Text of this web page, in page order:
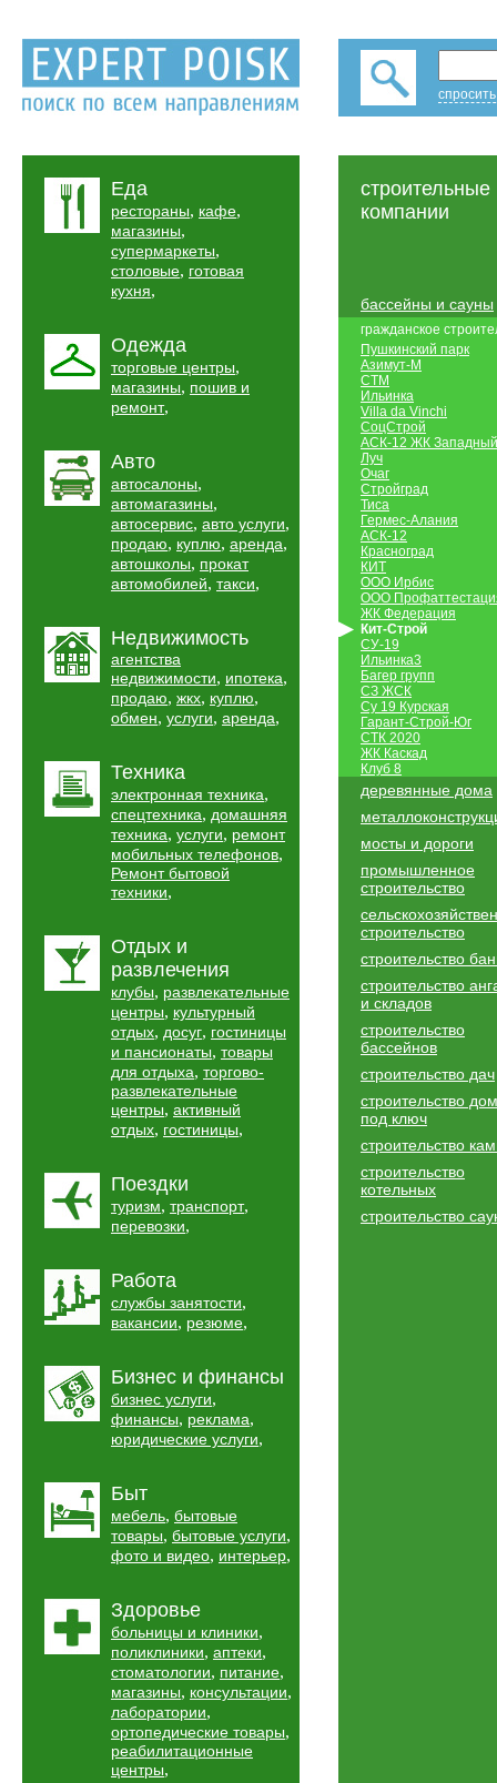
Еда
рестораны, кафе,
магазины,
супермаркеты,
столовые, готовая
кухня,
Одежда
торговые центры,
магазины, пошив и
ремонт,
Авто
автосалоны,
автомагазины,
автосервис, авто услуги,
продаю, куплю, аренда,
автошколы, прокат
автомобилей, такси,
Недвижимость
агентства
недвижимости, ипотека,
продаю, жкх, куплю,
обмен, услуги, аренда,
Техника
электронная техника,
спецтехника, домашняя
техника, услуги, ремонт
мобильных телефонов,
Ремонт бытовой
техники,
Отдых и
развлечения
клубы, развлекательные
центры, культурный
отдых, досуг, гостиницы
и пансионаты, товары
для отдыха, торгово-
развлекательные
центры, активный
отдых, гостиницы,
Поездки
туризм, транспорт,
перевозки,
Работа
службы занятости,
вакансии, резюме,
Бизнес и финансы
бизнес услуги,
финансы, реклама,
юридические услуги,
Быт
мебель, бытовые
товары, бытовые услуги,
фото и видео, интерьер,
Здоровье
больницы и клиники,
поликлиники, аптеки,
стоматологии, питание,
магазины, консультации,
лаборатории,
ортопедические товары,
реабилитационные
центры,
строительные
компании
бассейны и сауны
гражданское
Пушкинский парк
Азимут-М
СТМ
Ильинка
Villa da Vinchi
СоцСтрой
АСК-12 ЖК Западный
Луч
Очаг
Стройград
Тиса
Гермес-Алания
АСК-12
Красноград
КИТ
ООО Ирбис
ООО
ЖК Федерация
Кит-Строй
СУ-19
Ильинка3
Багер групп
СЗ ЖСК
Су 19 Курская
Гарант-Строй-Юг
СТК 2020
ЖК Каскад
Клуб 8
деревянные дома
мосты и дороги
промышленное
строительство
строительство
строительство
строительство
и складов
строительство
бассейнов
строительство дач
строительство
под ключ
строительство
строительство
котельных
строительство